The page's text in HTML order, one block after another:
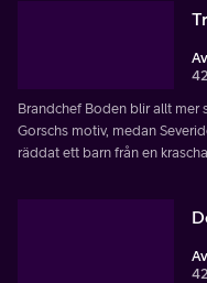
Brandchef Boden blir allt
Gorschs motiv, medan
räddat ett barn från en